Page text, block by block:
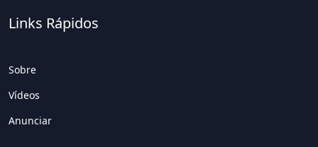
Links Rápidos
Sobre
Vídeos
Anunciar